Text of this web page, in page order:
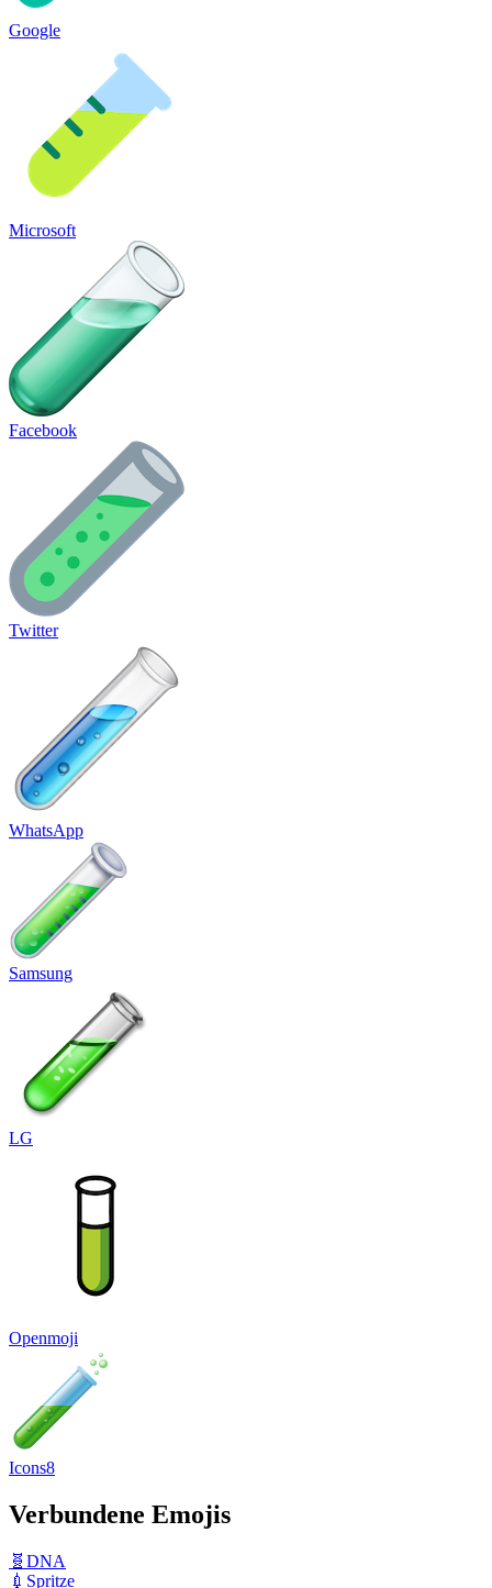
Google
Microsoft
Facebook
Twitter
WhatsApp
Samsung
LG
Openmoji
Icons8
Verbundene Emojis
🧬 DNA
💉 Spritze